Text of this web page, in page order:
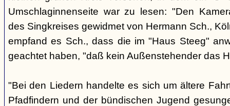
Umschlaginnenseite war zu lesen: "Den
des Singkreises gewidmet von Hermann Sch.,
empfand es Sch., dass die im "Haus Steeg"
geachtet haben, "daß kein Außenstehender das
"Bei den Liedern handelte es sich um ältere
Pfadfindern und der bündischen Jugend